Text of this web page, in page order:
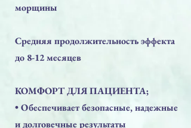
морщины
Средняя продолжительность эффекта
до 8-12 месяцев
КОМФОРТ ДЛЯ ПАЦИЕНТА;
​• Обеспечивает безопасные, надежные
и долговечные результаты